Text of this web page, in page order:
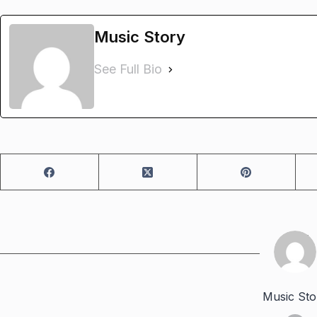
Music Story
See Full Bio
Music